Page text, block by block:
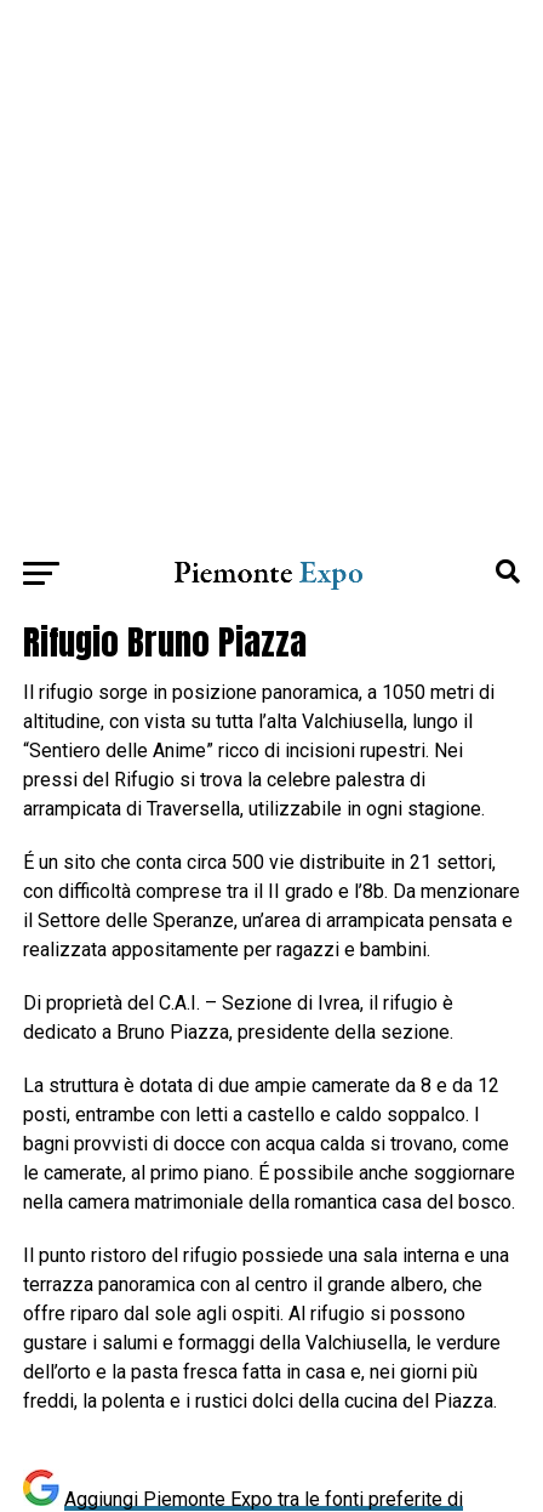
Rifugio Bruno Piazza
Il rifugio sorge in posizione panoramica, a 1050 metri di
altitudine, con vista su tutta l’alta Valchiusella, lungo il
“Sentiero delle Anime” ricco di incisioni rupestri. Nei
pressi del Rifugio si trova la celebre palestra di
arrampicata di Traversella, utilizzabile in ogni stagione.
É un sito che conta circa 500 vie distribuite in 21 settori,
con difficoltà comprese tra il II grado e l’8b. Da menzionare
il Settore delle Speranze, un’area di arrampicata pensata e
realizzata appositamente per ragazzi e bambini.
Di proprietà del C.A.I. – Sezione di Ivrea, il rifugio è
dedicato a Bruno Piazza, presidente della sezione.
La struttura è dotata di due ampie camerate da 8 e da 12
posti, entrambe con letti a castello e caldo soppalco. I
bagni provvisti di docce con acqua calda si trovano, come
le camerate, al primo piano. É possibile anche soggiornare
nella camera matrimoniale della romantica casa del bosco.
Il punto ristoro del rifugio possiede una sala interna e una
terrazza panoramica con al centro il grande albero, che
offre riparo dal sole agli ospiti. Al rifugio si possono
gustare i salumi e formaggi della Valchiusella, le verdure
dell’orto e la pasta fresca fatta in casa e, nei giorni più
freddi, la polenta e i rustici dolci della cucina del Piazza.
Aggiungi Piemonte Expo tra le fonti preferite di